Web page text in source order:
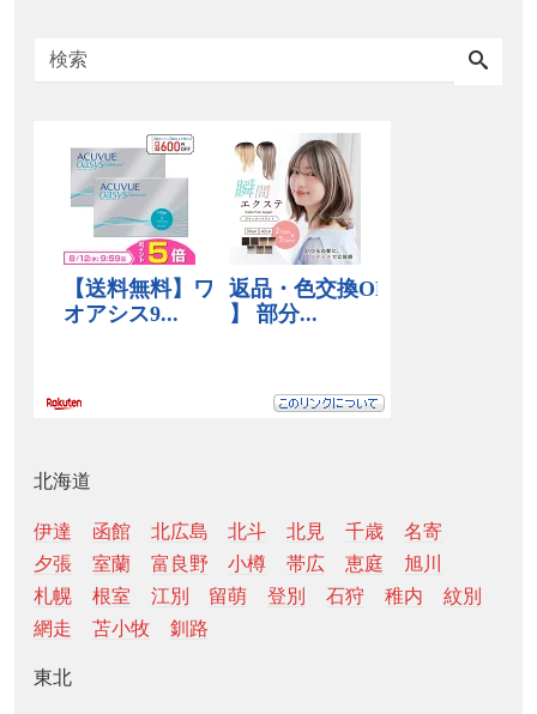
北海道
伊達 函館 北広島 北斗 北見 千歳
名寄
夕張
室蘭 富良野 小樽 帯広 恵庭
旭川
札幌
根室 江別 留萌 登別 石狩 稚内
紋別
網走
苫小牧 釧路
東北